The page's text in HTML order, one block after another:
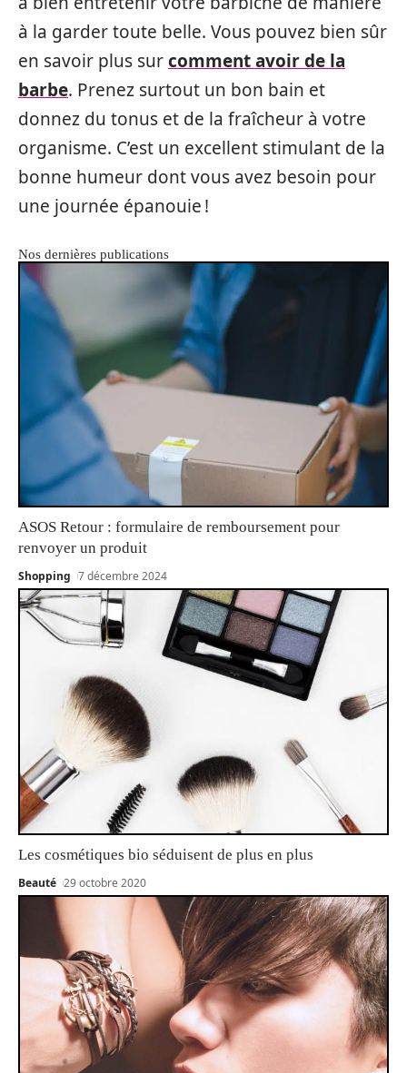
à la garder toute belle. Vous pouvez bien sûr
en savoir plus surcomment avoir de la
barbe. Prenez surtout un bon bain et
donnez du tonus et de la fraîcheur à votre
organisme. C’est un excellent stimulant de la
bonne humeur dont vous avez besoin pour
une journée épanouie !
Nos dernières publications
ASOS Retour : formulaire de remboursement pour
renvoyer un produit
Shopping 7 décembre 2024
Les cosmétiques bio séduisent de plus en plus
Beauté 29 octobre 2020